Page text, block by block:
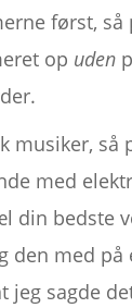
først, så
op uden
musiker, så
med
din bedste
den med på
jeg sagde